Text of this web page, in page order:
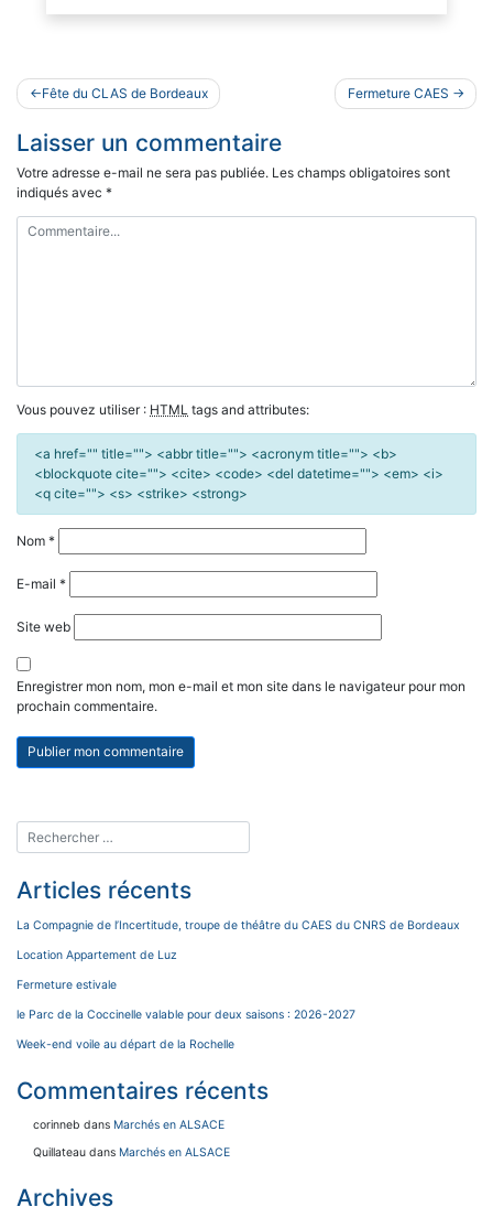
Navigation
de
l’article
Fête du CLAS de Bordeaux Fermeture CAES
Laisser un commentaire
Votre adresse e-mail ne sera pas publiée. Les champs obligatoires sont
indiqués avec *
Vous pouvez utiliser : HTML tags and attributes:
<a href="" title=""> <abbr title=""> <acronym title=""> <b>
<blockquote cite=""> <cite> <code> <del datetime=""> <em> <i>
<q cite=""> <s> <strike> <strong>
Nom *
E-mail *
Site web
Enregistrer mon nom, mon e-mail et mon site dans le navigateur pour mon
prochain commentaire.
Articles récents
La Compagnie de l’Incertitude, troupe de théâtre du CAES du CNRS de Bordeaux
Location Appartement de Luz
Fermeture estivale
le Parc de la Coccinelle valable pour deux saisons : 2026-2027
Week-end voile au départ de la Rochelle
Commentaires récents
corinneb dans Marchés en ALSACE
Quillateau dans Marchés en ALSACE
Archives